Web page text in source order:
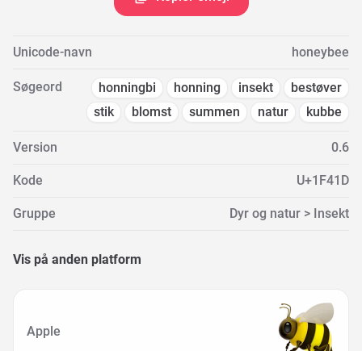
Unicode-navn honeybee
Søgeord honningbi honning insekt
bestøver
stik
blomst summen natur kubbe
Version 0.6
Kode U+1F41D
Gruppe Dyr og natur > Insekt
Vis på anden platform
Apple